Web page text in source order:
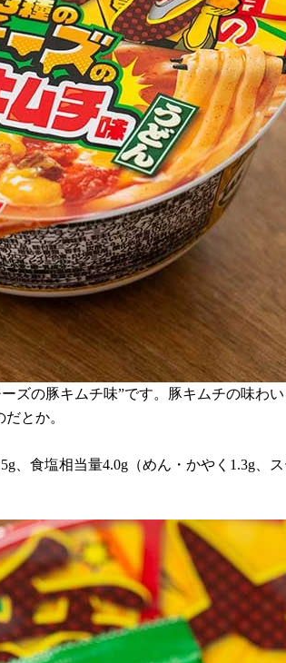
ズの豚キムチ味”です。豚キムチの味わ
とか。
、食塩相当量4.0g（めん・かやく1.3g、ス